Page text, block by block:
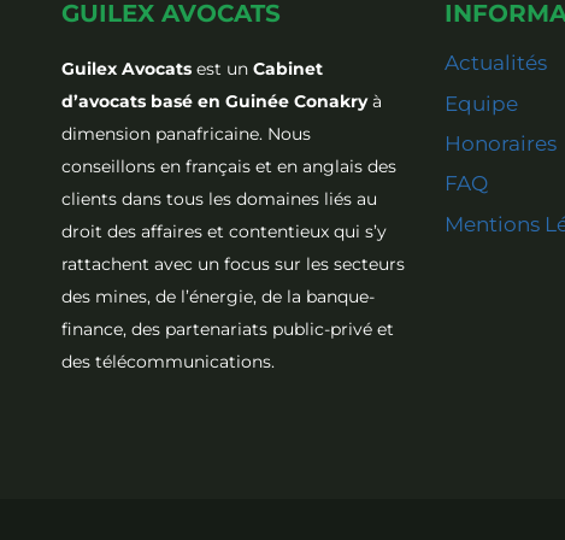
GUILEX AVOCATS
Guilex Avocats est un Cabinet
d’avocats basé en Guinée Conakryà
dimension panafricaine. Nous
conseillons en français et en anglais des
clients dans tous les domaines liés au
droit des affaires et contentieux qui s’y
rattachent avec un focus sur les secteurs
des mines, de l’énergie, de la banque-
finance, des partenariats public-privé et
des télécommunications.
Actualités
Equipe
Honoraires
FAQ
Mentions